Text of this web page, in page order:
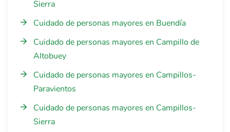
Sierra
Cuidado de personas mayores en Buendía
Cuidado de personas mayores en Campillo de
Altobuey
Cuidado de personas mayores en Campillos-
Paravientos
Cuidado de personas mayores en Campillos-
Sierra